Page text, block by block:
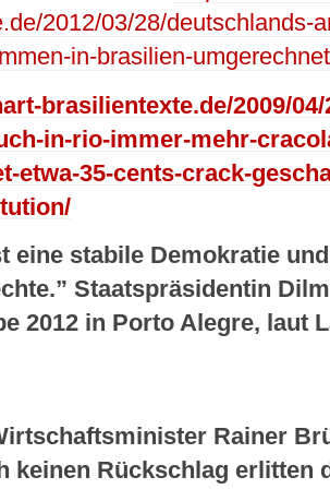
2012/03/28/deutschlands-
in-brasilien-
brasilientexte.de/2009/
in-rio-immer-mehr-
etwa-35-cents-crack-
eine stabile Demokratie
Staatspräsidentin
2012 in Porto Alegre, laut
Rainer
keinen Rückschlag erlitten